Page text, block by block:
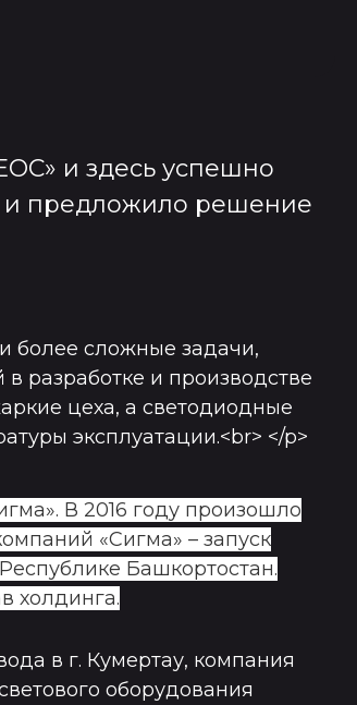
и здесь успешно
и предложило решение
более сложные задачи,
разработке и производстве
цеха, а светодиодные
эксплуатации.<br> </p>
В 2016 году произошло
«Сигма» – запуск
Башкортостан.
холдинга.
в г. Кумертау, компания
оборудования